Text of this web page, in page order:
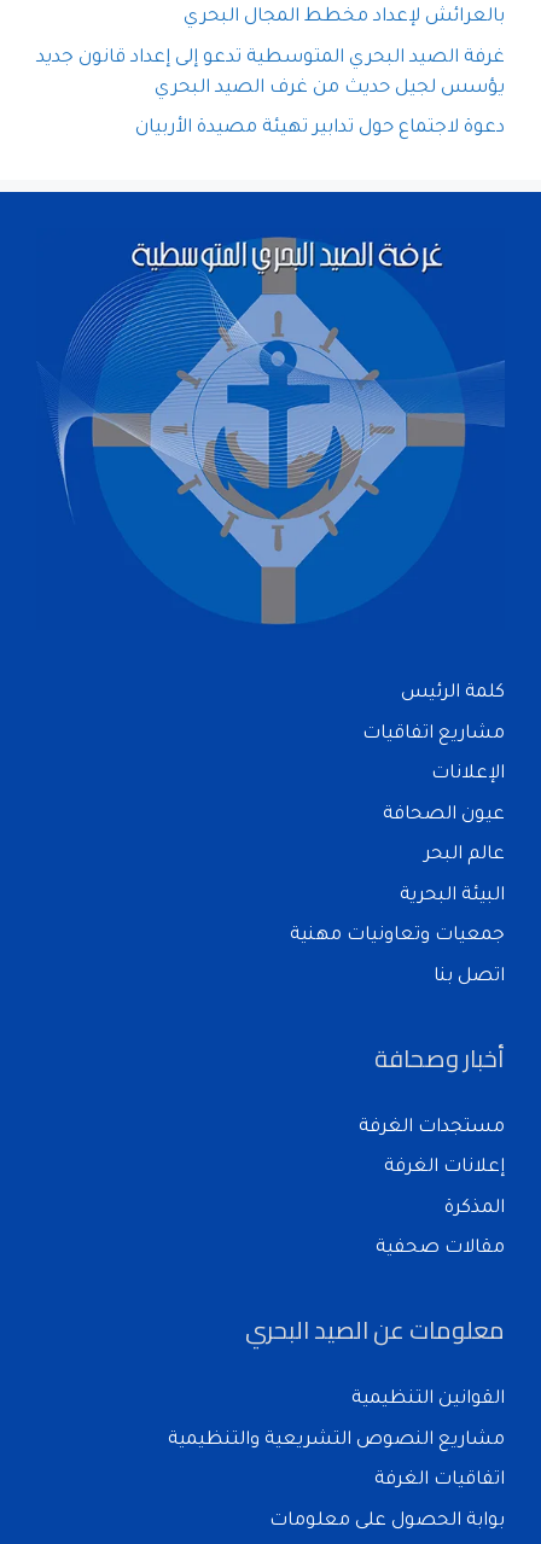
بالعرائش لإعداد مخطط المجال البحري
غرفة الصيد البحري المتوسطية تدعو إلى إعداد قانون جديد
يؤسس لجيل حديث من غرف الصيد البحري
دعوة لاجتماع حول تدابير تهيئة مصيدة الأربيان
كلمة الرئيس
مشاريع اتفاقيات
الإعلانات
عيون الصحافة
عالم البحر
البيئة البحرية
جمعيات وتعاونيات مهنية
اتصل بنا
أخبار وصحافة
مستجدات الغرفة
إعلانات الغرفة
المذكرة
مقالات صحفية
معلومات عن الصيد البحري
القوانين التنظيمية
مشاريع النصوص التشريعية والتنظيمية
اتفاقيات الغرفة
بوابة الحصول على معلومات